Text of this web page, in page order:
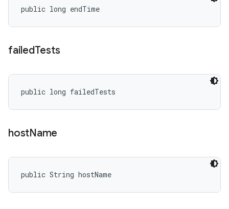
public long endTime
failedTests
public long failedTests
hostName
public String hostName